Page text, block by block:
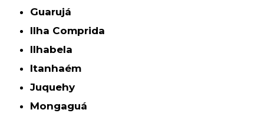
Guarujá
Ilha Comprida
Ilhabela
Itanhaém
Juquehy
Mongaguá